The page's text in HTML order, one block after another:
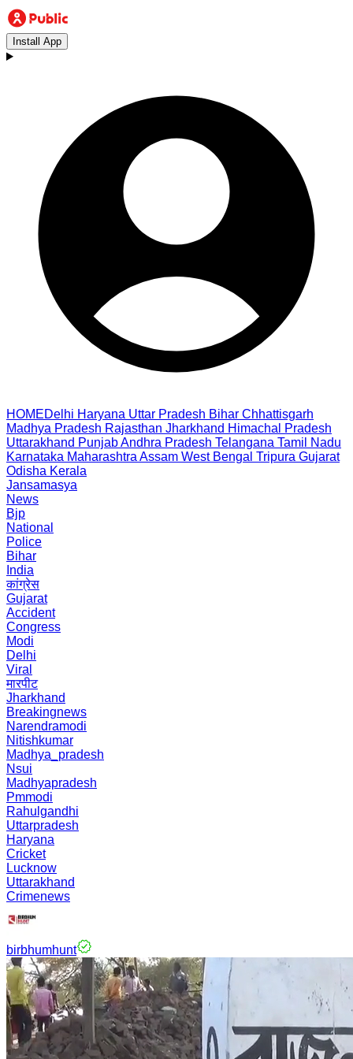
Install App
HOMEDelhi Haryana Uttar Pradesh Bihar Chhattisgarh
Madhya Pradesh Rajasthan Jharkhand Himachal Pradesh
Uttarakhand PunjabAndhra Pradesh Telangana Tamil Nadu
Karnataka Maharashtra Assam West Bengal Tripura Gujarat
Odisha Kerala
Jansamasya
News
Bjp
National
Police
Bihar
India
कांग्रेस
Gujarat
Accident
Congress
Modi
Delhi
Viral
मारपीट
Jharkhand
Breakingnews
Narendramodi
Nitishkumar
Madhya_pradesh
Nsui
Madhyapradesh
Pmmodi
Rahulgandhi
Uttarpradesh
Haryana
Cricket
Lucknow
Uttarakhand
Crimenews
birbhumhunt